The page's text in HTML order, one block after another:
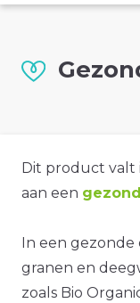
Dit product valt
aan een
In een gezonde
granen en
zoals Bio